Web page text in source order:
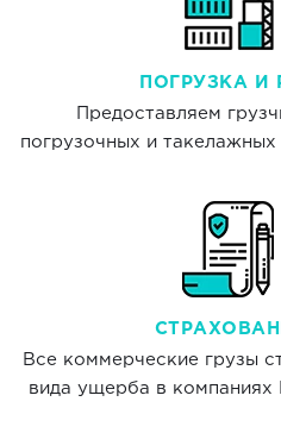
ПОГРУЗКА И
Предоставляем
погрузочных и
Все коммерческие грузы
вида ущерба в